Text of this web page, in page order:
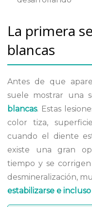
La primera
blancas
Antes de que
suele mostrar una
blancas. Estas
color tiza,
cuando el diente
existe una gran
tiempo y se
desmineralización,
estabilizarse e